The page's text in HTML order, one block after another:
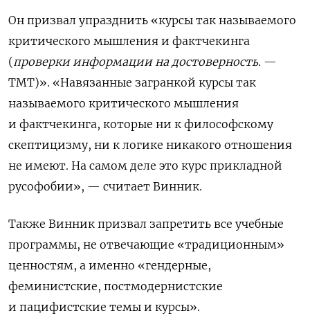
Он призвал упразднить «курсы так называемого
критического мышления и фактчекинга
(проверки информации на достоверность. —
TMT)». «Навязанные загранкой курсы так
называемого критического мышления
и фактчекинга, которые ни к философскому
скептицизму, ни к логике никакого отношения
не имеют. На самом деле это курс прикладной
русофобии», — считает Винник.
Также Винник призвал запретить все учебные
программы, не отвечающие «традиционным»
ценностям, а именно «гендерные,
феминистские, постмодернистские
и пацифистские темы и курсы».